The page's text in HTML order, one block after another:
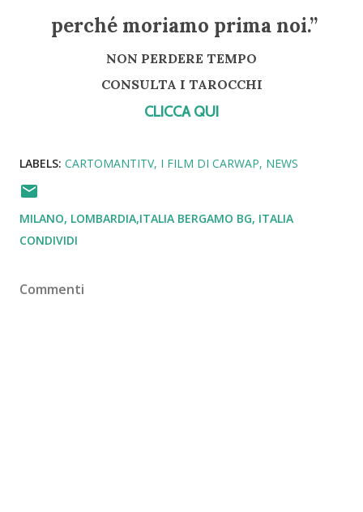
perché moriamo prima noi.”
NON PERDERE TEMPO
CONSULTA I TAROCCHI
CLICCA QUI
LABELS: CARTOMANTITV I FILM DI CARWAP NEWS
MILANO, LOMBARDIA,ITALIA BERGAMO BG, ITALIA
CONDIVIDI
Commenti